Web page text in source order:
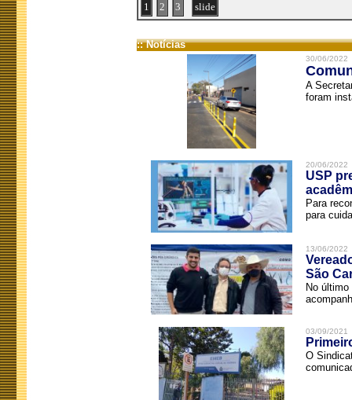
1 2 3 slide
:: Notícias
30/06/2022
A
foram
20/06/2022
USP
Para
para
13/06/2022
São
No
03/09/2021
O